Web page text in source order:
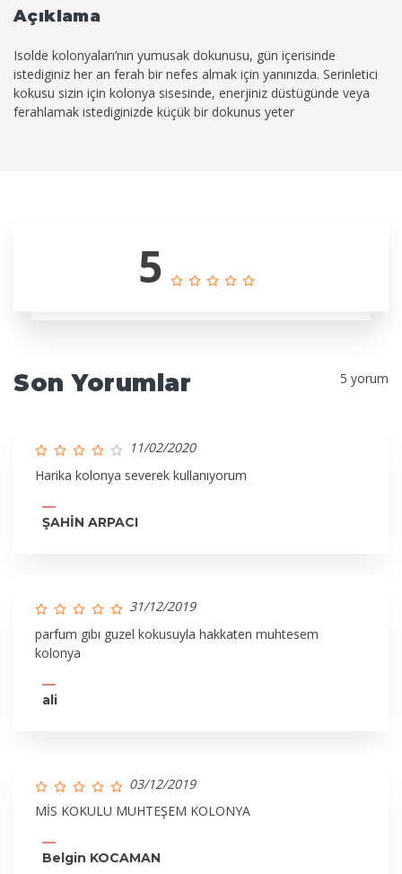
Açıklama
Isolde kolonyaları’nın yumusak dokunusu, gün içerisinde
istediginiz her an ferah bir nefes almak için yanınızda. Serinletici
kokusu sizin için kolonya sisesinde, enerjiniz düstügünde veya
ferahlamak istediginizde küçük bir dokunus yeter
5
Son Yorumlar 5 yorum
11/02/2020
Harika kolonya severek kullanıyorum
ŞAHİN ARPACI
31/12/2019
parfum gıbı guzel kokusuyla hakkaten muhtesem
kolonya
ali
03/12/2019
MİS KOKULU MUHTEŞEM KOLONYA
Belgin KOCAMAN